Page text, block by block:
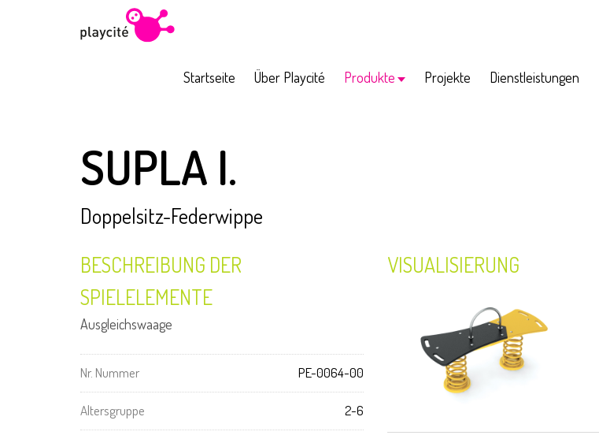
Startseite Über Playcité Produkte Projekte Dienstleistungen
SUPLA I.
Doppelsitz-Federwippe
BESCHREIBUNG DER
SPIELELEMENTE
Ausgleichswaage
Nr. Nummer PE-0064-00
Altersgruppe 2-6
VISUALISIERUNG